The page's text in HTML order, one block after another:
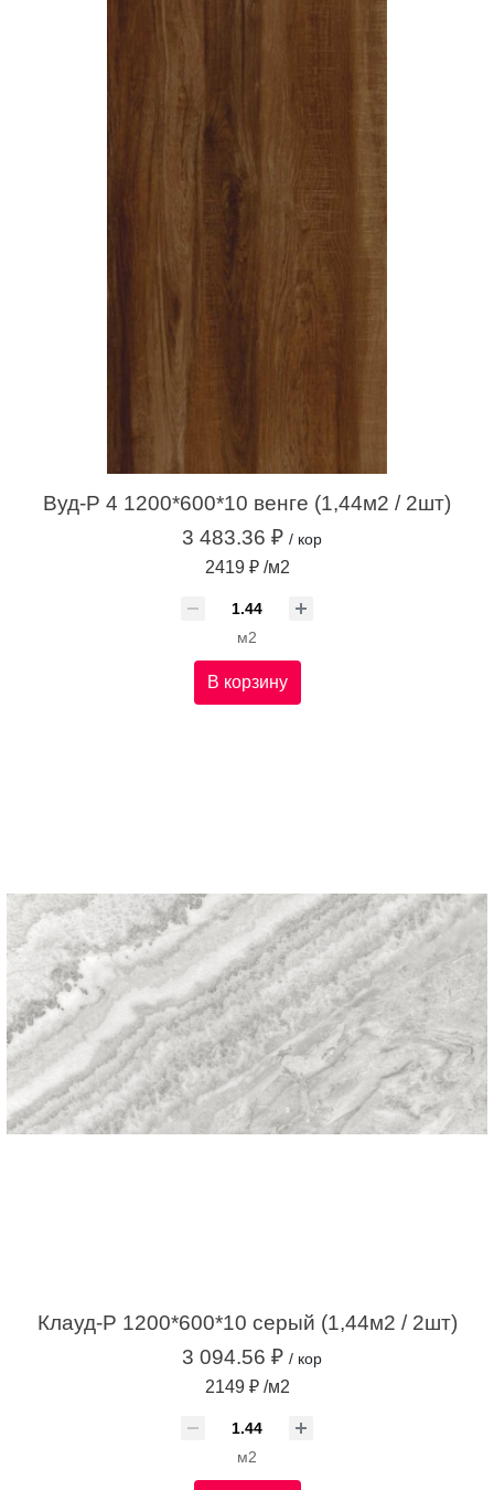
Вуд-Р 4 1200*600*10 венге (1,44м2 / 2шт)
3 483.36 ₽ / кор
2419 ₽ /м2
м2
В корзину
Клауд-Р 1200*600*10 серый (1,44м2 / 2шт)
3 094.56 ₽ / кор
2149 ₽ /м2
м2